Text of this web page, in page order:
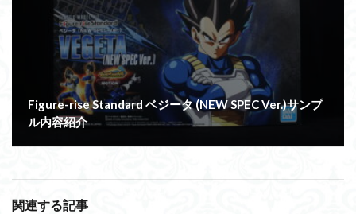
Figure-rise Standard ベジータ (NEW SPEC Ver.)サンプ
ル内容紹介
関連する記事